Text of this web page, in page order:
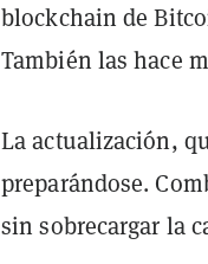
blockchain de
También las hace
La actualización,
preparándose.
sin sobrecargar la